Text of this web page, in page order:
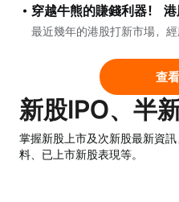
查
新股IPO、半
掌握新股上市及次新股最新資
料、已上市新股表現等。